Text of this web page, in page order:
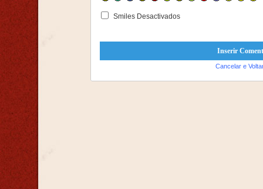
Smiles Desactivados
Cancelar e